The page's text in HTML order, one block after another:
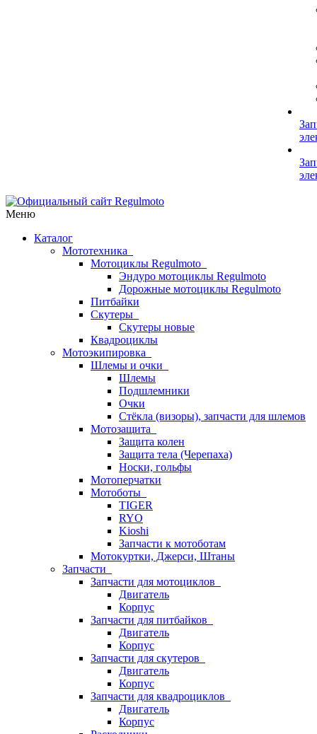
Меню
Каталог
Мототехника
Мотоциклы Regulmoto
Эндуро мотоциклы Regulmoto
Дорожные мотоциклы Regulmoto
Питбайки
Скутеры
Скутеры новые
Квадроциклы
Мотоэкипировка
Шлемы и очки
Шлемы
Подшлемники
Очки
Стёкла (визоры), запчасти для шлемов
Мотозащита
Защита колен
Защита тела (Черепаха)
Носки, гольфы
Мотоперчатки
Мотоботы
TIGER
RYO
Kioshi
Запчасти к мотоботам
Мотокуртки, Джерси, Штаны
Запчасти
Запчасти для мотоциклов
Двигатель
Корпус
Запчасти для питбайков
Двигатель
Корпус
Запчасти для скутеров
Двигатель
Корпус
Запчасти для квадроциклов
Двигатель
Корпус